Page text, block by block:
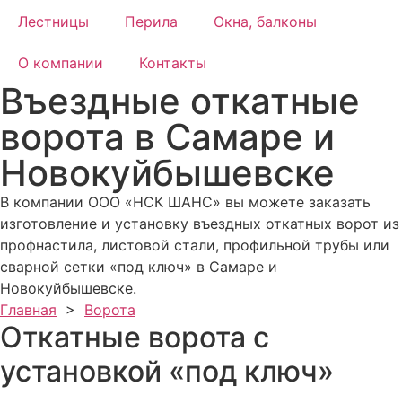
Лестницы Перила Окна, балконы
О компании Контакты
Въездные откатные
ворота в Самаре и
Новокуйбышевске
В компании ООО «НСК ШАНС» вы можете заказать
изготовление и установку въездных откатных ворот из
профнастила, листовой стали, профильной трубы или
сварной сетки «под ключ» в Самаре и
Новокуйбышевске.
Главная > Ворота
Откатные ворота с
установкой «под ключ»